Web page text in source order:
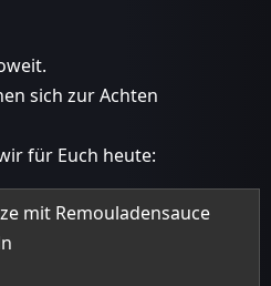
sich zur Achten
für Euch heute:
mit Remouladensauce